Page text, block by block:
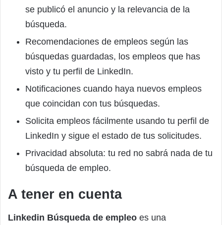
se publicó el anuncio y la relevancia de la
búsqueda.
Recomendaciones de empleos según las
búsquedas guardadas, los empleos que has
visto y tu perfil de LinkedIn.
Notificaciones cuando haya nuevos empleos
que coincidan con tus búsquedas.
Solicita empleos fácilmente usando tu perfil de
LinkedIn y sigue el estado de tus solicitudes.
Privacidad absoluta: tu red no sabrá nada de tu
búsqueda de empleo.
A tener en cuenta
Linkedin Búsqueda de empleo es una